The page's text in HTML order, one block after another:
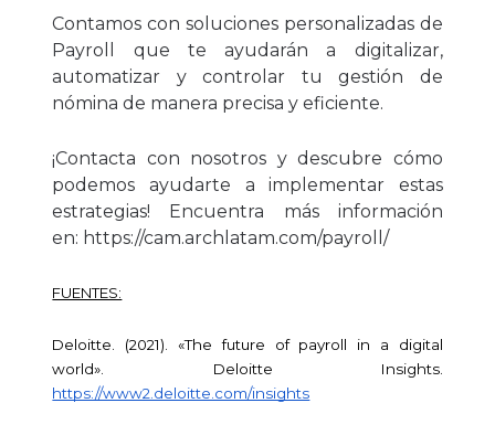
Contamos con soluciones personalizadas de
Payroll que te ayudarán a digitalizar,
automatizar y controlar tu gestión de
nómina de manera precisa y eficiente.
¡Contacta con nosotros y descubre cómo
podemos ayudarte a implementar estas
estrategias! Encuentra más información
en: https://cam.archlatam.com/payroll/
FUENTES:
Deloitte. (2021). «The future of payroll in a digital
https://www2.deloitte.com/insights